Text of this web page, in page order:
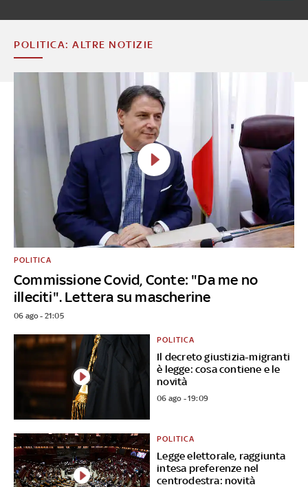
POLITICA: ALTRE NOTIZIE
Commissione Covid, Conte: "Da me no
illeciti". Lettera su mascherine
POLITICA
06 ago - 21:05
Il decreto giustizia-migranti
è legge: cosa contiene e le
novità
POLITICA
06 ago - 19:09
Legge elettorale, raggiunta
intesa preferenze nel
centrodestra: novità
POLITICA